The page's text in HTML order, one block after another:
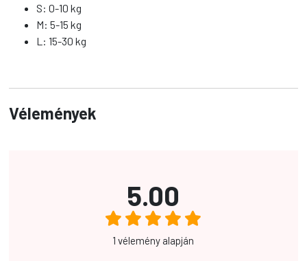
S: 0-10 kg
M: 5-15 kg
L: 15-30 kg
Vélemények
5.00
1 vélemény alapján